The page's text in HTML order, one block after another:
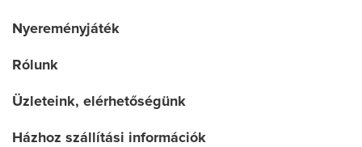
Nyereményjáték
Rólunk
Üzleteink, elérhetőségünk
Házhoz szállítási információk